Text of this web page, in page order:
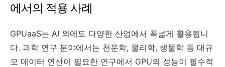
에서의 적용 사례
GPUaaS는 AI 외에도 다양한 산업에서 폭넓게 활용됩니
다. 과학 연구 분야에서는 천문학, 물리학, 생물학 등 대규
모 데이터 연산이 필요한 연구에서 GPU의 성능이 필수적